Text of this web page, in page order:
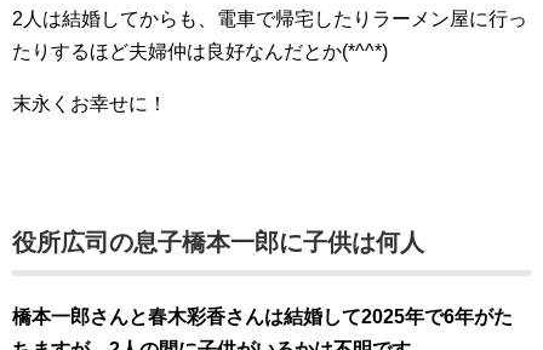
2人は結婚してからも、電車で帰宅したりラーメン屋に行っ
たりするほど夫婦仲は良好なんだとか(*^^*)
末永くお幸せに！
役所広司の息子橋本一郎に子供は何人
橋本一郎さんと春木彩香さんは結婚して2025年で6年がた